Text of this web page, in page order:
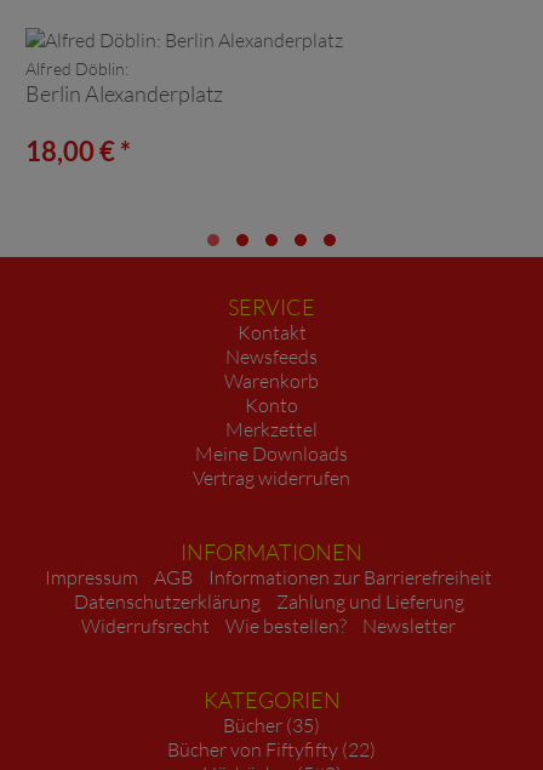
Alfred Döblin:
Berlin Alexanderplatz
18,00 € *
SERVICE
Kontakt
Newsfeeds
Warenkorb
Konto
Merkzettel
Meine Downloads
Vertrag widerrufen
INFORMATIONEN
Impressum AGB
Informationen zur Barrierefreiheit
Datenschutzerklärung
Zahlung und Lieferung
Widerrufsrecht
Wie bestellen? Newsletter
KATEGORIEN
Bücher (35)
Bücher von Fiftyfifty (22)